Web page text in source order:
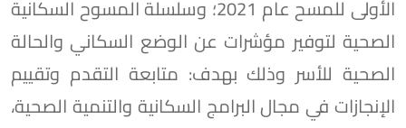
الأولى للمسح عام 2021؛ وسلسلة المسوح السكانية
الصحية لتوفير مؤشرات عن الوضع السكاني والحالة
الصحية للأسر وذلك بهدف: متابعة التقدم وتقييم
الإنجازات في مجال البرامج السكانية والتنمية الصحية،